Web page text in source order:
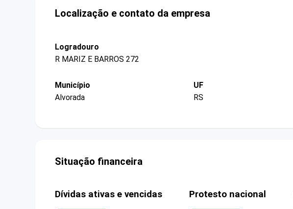
Localização e contato da empresa
Logradouro
R MARIZ E BARROS 272
Município
Alvorada
UF
RS
Situação financeira
Dívidas ativas e vencidas Protesto nacional